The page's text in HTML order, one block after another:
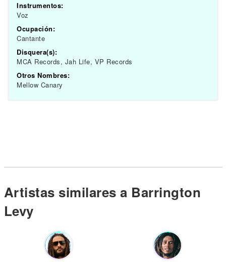
Instrumentos:
Voz
Ocupación:
Cantante
Disquera(s):
MCA Records, Jah Life, VP Records
Otros Nombres:
Mellow Canary
Artistas similares a Barrington
Levy